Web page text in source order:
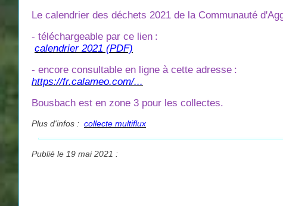
Le calendrier des déchets 2021 de la Communauté
- téléchargeable par ce lien :
calendrier 2021 (PDF)
- encore consultable en ligne à cette adresse :
https://fr.calameo.com/...
Bousbach est en zone 3 pour les collectes.
Plus d'infos : collecte multiflux
Publié le 19 mai 2021 :